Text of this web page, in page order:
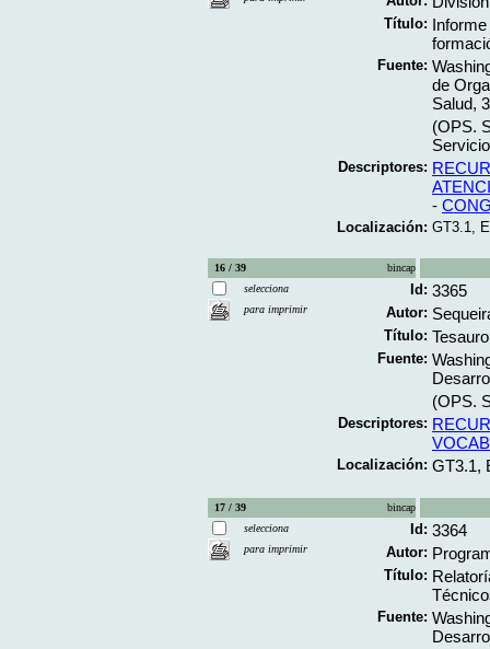
Título:
Fuente:
de
Salud,
(OPS.
Descriptores:
-
Localización: GT3.1,
16 / 39
bincap
selecciona
para imprimir
Id: 3365
Autor:
Título:
Fuente:
(OPS.
Descriptores:
Localización: GT3.1,
17 / 39
bincap
selecciona
para imprimir
Id: 3364
Autor:
Título:
Fuente: